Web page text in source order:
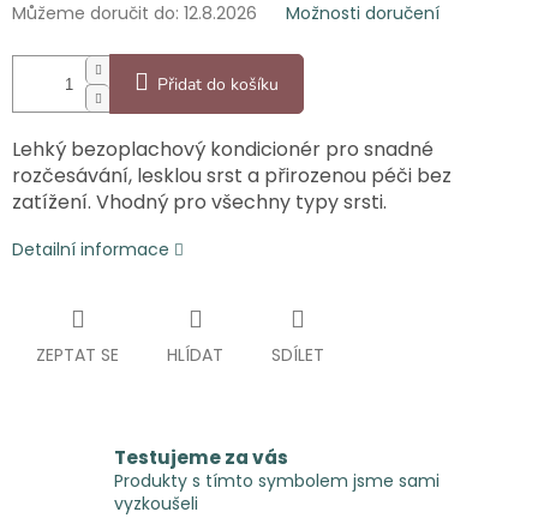
Můžeme doručit do: 12.8.2026 Možnosti doručení
Přidat do košíku
Lehký bezoplachový kondicionér pro snadné
rozčesávání, lesklou srst a přirozenou péči bez
zatížení. Vhodný pro všechny typy srsti.
Detailní informace
ZEPTAT SE HLÍDAT SDÍLET
Testujeme za vás
Produkty s tímto symbolem jsme sami
vyzkoušeli